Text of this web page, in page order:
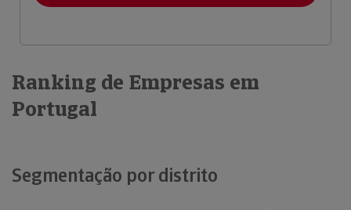
Ranking de Empresas em
Portugal
Segmentação por distrito